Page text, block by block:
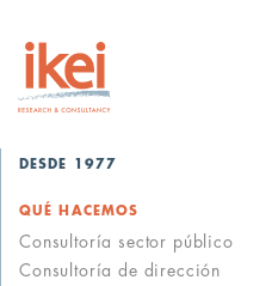
DESDE 1977
QUÉ HACEMOS
Consultoría sector público
Consultoría de dirección